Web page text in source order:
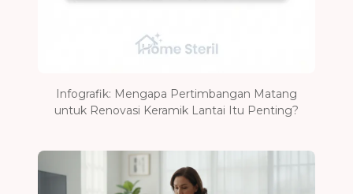
Infografik: Mengapa Pertimbangan Matang
untuk Renovasi Keramik Lantai Itu Penting?